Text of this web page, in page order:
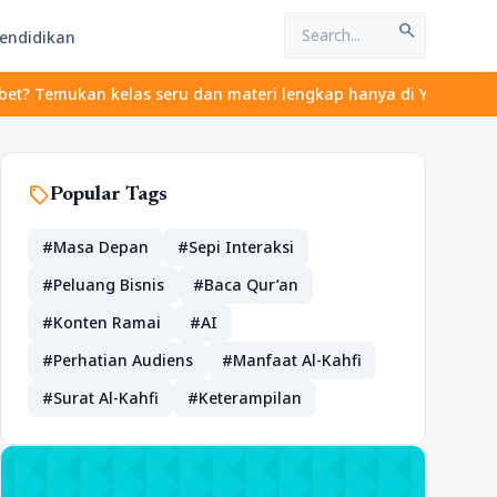
search
seru dan materi lengkap hanya di YukBelajar.com.
sellPopular Tags
#Masa Depan
#Sepi Interaksi
#Peluang Bisnis
#Baca Qur’an
#Konten Ramai
#AI
#Perhatian Audiens
#Manfaat Al-Kahfi
#Surat Al-Kahfi
#Keterampilan